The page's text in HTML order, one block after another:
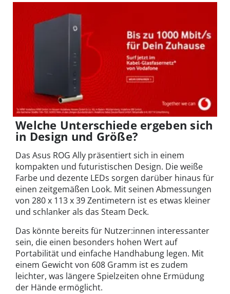
Welche Unterschiede ergeben sich
in Design und Größe?
Das Asus ROG Ally präsentiert sich in einem
kompakten und futuristischen Design. Die weiße
Farbe und dezente LEDs sorgen darüber hinaus für
einen zeitgemäßen Look. Mit seinen Abmessungen
von 280 x 113 x 39 Zentimetern ist es etwas kleiner
und schlanker als das Steam Deck.
Das könnte bereits für Nutzer:innen interessanter
sein, die einen besonders hohen Wert auf
Portabilität und einfache Handhabung legen. Mit
einem Gewicht von 608 Gramm ist es zudem
leichter, was längere Spielzeiten ohne Ermüdung
der Hände ermöglicht.